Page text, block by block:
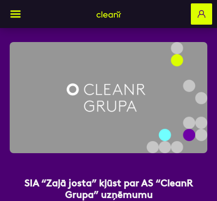
SIA “Zaļā josta” kļūst par AS “CleanR
Grupa” uzņēmumu
Aizpildi pieteikuma formu un mēs ar tevi